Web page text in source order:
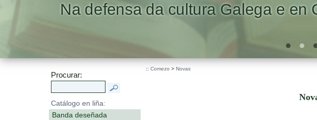
Na defensa da cultura Galega e en
Procurar:
Catálogo en liña:
Banda deseñada
:: Comezo > Novas